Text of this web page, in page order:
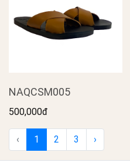
NAQCSM005
500,000đ
‹ 1 2 3 ›